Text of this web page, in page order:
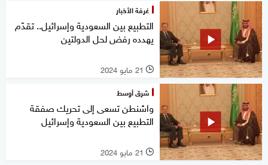
غرفة الأخبار
التطبيع بين السعودية وإسرائيل.. تقدّم
يهدده رفض لحل الدولتين
l 21 مايو 2024
شرق أوسط
واشنطن تسعى إلى تحريك صفقة
التطبيع بين السعودية وإسرائيل
l 21 مايو 2024